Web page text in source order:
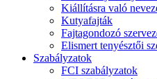
Kiállításra való
Kutyafajták
Fajtagondozó
Elismert tenyésztői
Szabályzatok
FCI szabályzatok